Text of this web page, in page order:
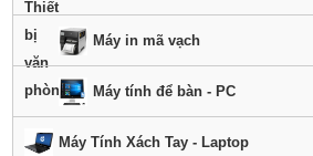
Máy in mã vạch
Máy tính để bàn - PC
Máy Tính Xách Tay - Laptop